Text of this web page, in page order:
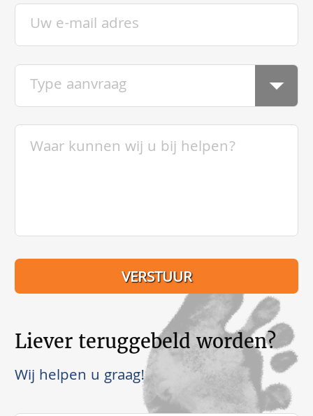
Liever teruggebeld worden?
Wij helpen u graag!